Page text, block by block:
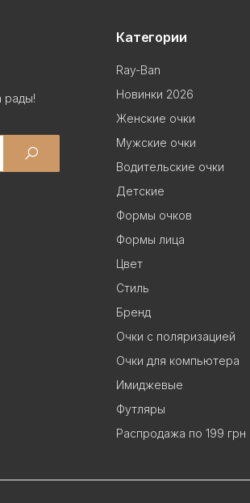
рады!
Категории
Ray-Ban
Новинки 2026
Женские очки
Мужские очки
Водительские очки
Детские
Формы очков
Формы лица
Цвет
Стиль
Бренд
Очки с поляризацией
Очки для компьютера
Имиджевые
Футляры
Распродажа по 199 грн